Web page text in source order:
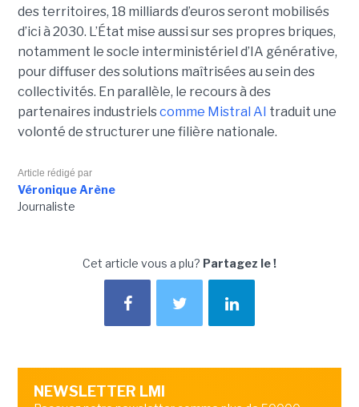
des territoires, 18 milliards d’euros seront mobilisés
d’ici à 2030. L’État mise aussi sur ses propres briques,
notamment le socle interministériel d’IA générative,
pour diffuser des solutions maîtrisées au sein des
collectivités. En parallèle, le recours à des
partenaires industrielscomme Mistral AI traduit une
volonté de structurer une filière nationale.
Article rédigé par
Véronique Arène
Journaliste
Cet article vous a plu? Partagez le !
NEWSLETTER LMI